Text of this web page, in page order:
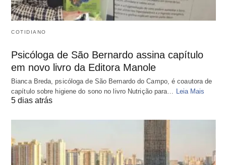
COTIDIANO
Psicóloga de São Bernardo assina capítulo
em novo livro da Editora Manole
Bianca Breda, psicóloga de São Bernardo do Campo, é coautora de
capítulo sobre higiene do sono no livro Nutrição para… Leia Mais
5 dias atrás